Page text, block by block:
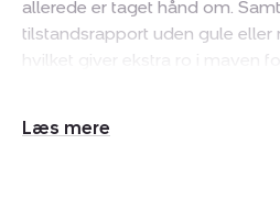
allerede er taget hånd om.
tilstandsrapport uden gule
hvilket giver ekstra ro i maven
Boligen er indrettet funktionelt